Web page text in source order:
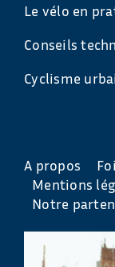
Le vélo en
Conseils
Cyclisme
A propos
Mentions
Notre